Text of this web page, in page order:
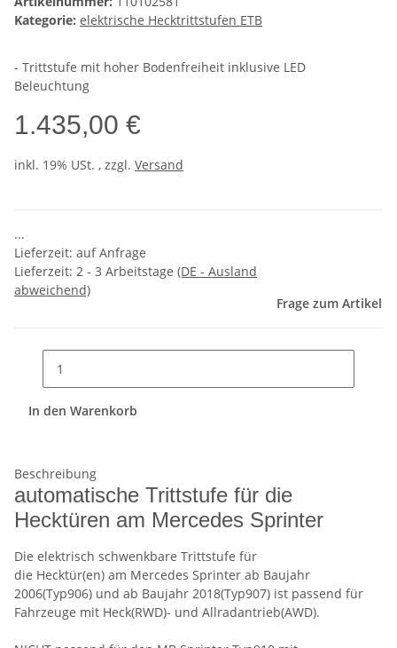
Kategorie: elektrische Hecktrittstufen ETB
- Trittstufe mit hoher Bodenfreiheit inklusive LED
Beleuchtung
1.435,00 €
inkl. 19% USt. , zzgl. Versand
...
Lieferzeit: auf Anfrage
Lieferzeit: 2 - 3 Arbeitstage (DE - Ausland
abweichend)
Frage zum Artikel
In den Warenkorb
Beschreibung
automatische Trittstufe für die
Hecktüren am Mercedes Sprinter
Die elektrisch schwenkbare Trittstufe für
die Hecktür(en) am Mercedes Sprinter ab Baujahr
2006(Typ906) und ab Baujahr 2018(Typ907) ist passend für
Fahrzeuge mit Heck(RWD)- und Allradantrieb(AWD).